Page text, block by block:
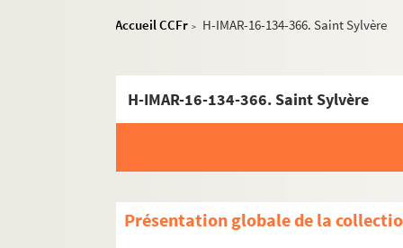
Accueil CCFr > H-IMAR-16-134-366. Saint Sylvère
H-IMAR-16-134-366. Saint Sylvère
Présentation globale de la
H-IMAR-16-92-241. Saint Swithin
H-IMAR-16-93-242. Saint Swibertius
Saint Stanislas Kostka